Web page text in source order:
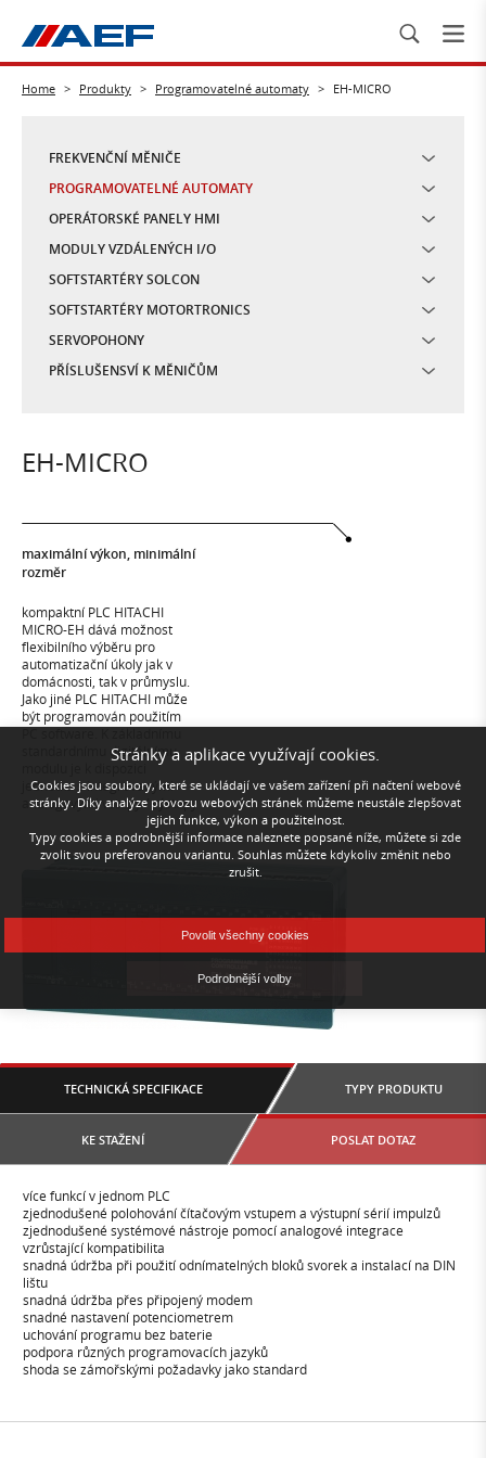
Home > Produkty > Programovatelné automaty > EH-MICRO
FREKVENČNÍ MĚNIČE
PROGRAMOVATELNÉ AUTOMATY
OPERÁTORSKÉ PANELY HMI
MODULY VZDÁLENÝCH I/O
SOFTSTARTÉRY SOLCON
SOFTSTARTÉRY MOTORTRONICS
SERVOPOHONY
PŘÍSLUŠENSVÍ K MĚNIČŮM
EH-MICRO
maximální výkon, minimální
rozměr
kompaktní PLC HITACHI
MICRO-EH dává možnost
flexibilního výběru pro
automatizační úkoly jak v
domácnosti, tak v průmyslu.
Jako jiné PLC HITACHI může
být programován použitím
standardnímu digitálnímu
jednotka s integrovanými
analogovými vstupy / výstupy
TECHNICKÁ SPECIFIKACE TYPY PRODUKTU
KE STAŽENÍ POSLAT DOTAZ
více funkcí v jednom PLC
zjednodušené polohování čítačovým vstupem a výstupní sérií impulzů
zjednodušené systémové nástroje pomocí analogové integrace
vzrůstající kompatibilita
snadná údržba při použití odnímatelných bloků svorek a instalací na DIN
lištu
snadná údržba přes připojený modem
snadné nastavení potenciometrem
uchování programu bez baterie
podpora různých programovacích jazyků
shoda se zámořskými požadavky jako standard
Stránky a aplikace využívají cookies.
Cookies jsou soubory, které se ukládají ve vašem zařízení při načtení webové
stránky. Díky analýze provozu webových stránek můžeme neustále zlepšovat
jejich funkce, výkon a použitelnost.
Typy cookies a podrobnější informace naleznete popsané níže, můžete si zde
zvolit svou preferovanou variantu. Souhlas můžete kdykoliv změnit nebo
zrušit.
Podrobnější volby
Povolit všechny cookies